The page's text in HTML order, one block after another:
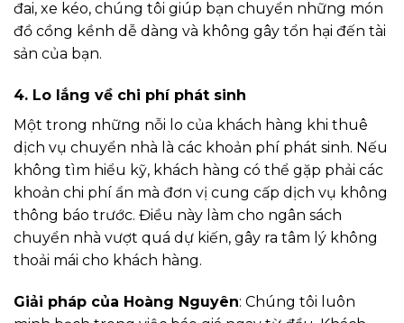
đai, xe kéo, chúng tôi giúp bạn chuyển những món
đồ cồng kềnh dễ dàng và không gây tổn hại đến tài
sản của bạn.
4. Lo lắng về chi phí phát sinh
Một trong những nỗi lo của khách hàng khi thuê
dịch vụ chuyển nhà là các khoản phí phát sinh. Nếu
không tìm hiểu kỹ, khách hàng có thể gặp phải các
khoản chi phí ẩn mà đơn vị cung cấp dịch vụ không
thông báo trước. Điều này làm cho ngân sách
chuyển nhà vượt quá dự kiến, gây ra tâm lý không
thoải mái cho khách hàng.
Giải pháp của Hoàng Nguyên: Chúng tôi luôn